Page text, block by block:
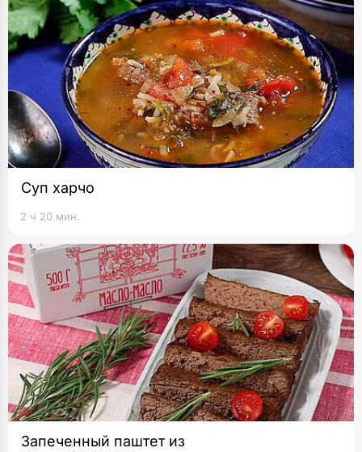
Суп харчо
2 ч 20 мин.
Запеченный паштет из